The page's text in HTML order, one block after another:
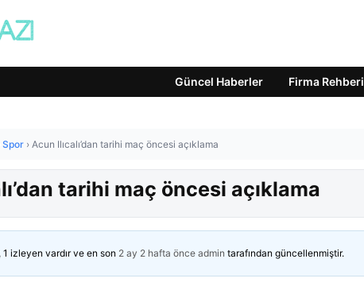
Güncel Haberler Firma Rehberi
Spor › Acun Ilıcalı’dan tarihi maç öncesi açıklama
tarihi maç öncesi açıklama
izleyen vardır ve en son 2 ay 2 hafta önce admin tarafından güncellenmiştir.